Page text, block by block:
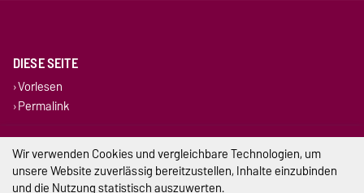
DIESE SEITE
Vorlesen
Permalink
Impressum
Datenschutz
Wir verwenden Cookies und vergleichbare Technologien, um
unsere Website zuverlässig bereitzustellen, Inhalte einzubinden
und die Nutzung statistisch auszuwerten.